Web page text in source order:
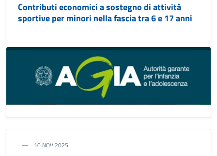
Contributi economici a sostegno di attività
sportive per minori nella fascia tra 6 e 17 anni
10 NOV 2025